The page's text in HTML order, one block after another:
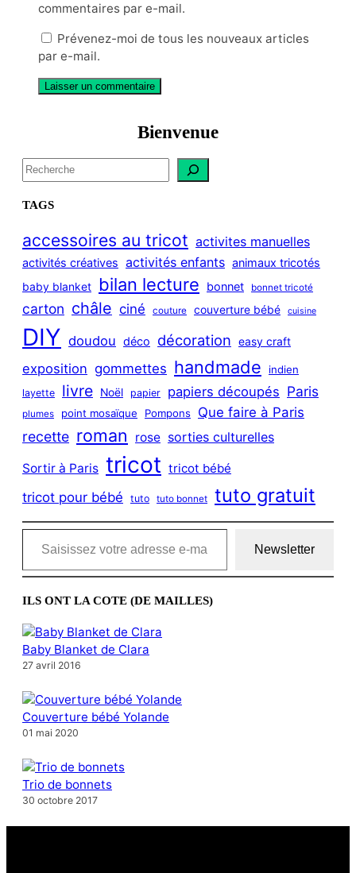
commentaires par e-mail.
Prévenez-moi de tous les nouveaux articles
par e-mail.
Bienvenue
S
e
a
c
h
TAGS
accessoires au tricot activites manuelles
activités créatives activités enfants animaux tricotés
baby blanket bilan lecture bonnet bonnet tricoté
carton châle ciné couture couverture bébé cuisine
DIY doudou déco décoration easy craft
exposition gommettes handmade indien
layette livre Noël papier papiers découpés Paris
plumes point mosaïque Pompons Que faire à Paris
recette roman rose sorties culturelles
Sortir à Paris tricot tricot bébé
tricot pour bébé tuto tuto bonnet tuto gratuit
Saisissez votre adresse e-mail…
Newsletter
ILS ONT LA COTE (DE MAILLES)
Baby Blanket de Clara
27 avril 2016
Couverture bébé Yolande
01 mai 2020
Trio de bonnets
30 octobre 2017